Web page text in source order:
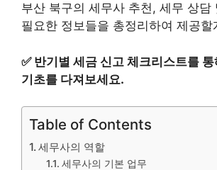
부산 북구의 세무사 추천, 세무 상담
필요한 정보들을 총정리하여 제공할
✅ 반기별 세금 신고 체크리스트를
기초를 다져보세요.
Table of Contents
세무사의 역할
세무사의 기본 업무